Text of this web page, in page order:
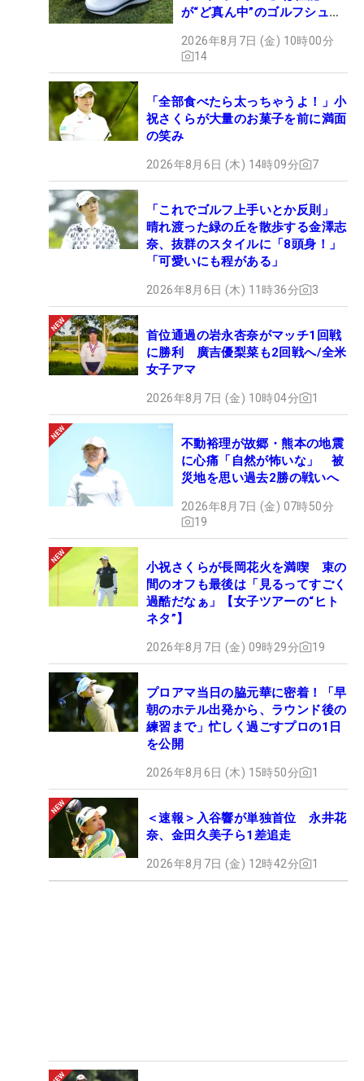
が“ど真ん中”のゴルフシュー
2026年8月7日 (金) 10時00分
14
「全部食べたら太っちゃうよ！」小
祝さくらが大量のお菓子を前に満面
の笑み
2026年8月6日 (木) 14時09分 7
「これでゴルフ上手いとか反則」
晴れ渡った緑の丘を散歩する金澤志
奈、抜群のスタイルに「8頭身！」
「可愛いにも程がある」
2026年8月6日 (木) 11時36分 3
首位通過の岩永杏奈がマッチ1回戦
に勝利 廣吉優梨菜も2回戦へ/全米
女子アマ
2026年8月7日 (金) 10時04分 1
不動裕理が故郷・熊本の地震
に心痛「自然が怖いな」 被
災地を思い過去2勝の戦いへ
2026年8月7日 (金) 07時50分
19
小祝さくらが長岡花火を満喫 束の
間のオフも最後は「見るってすごく
過酷だなぁ」【女子ツアーの“ヒト
ネタ”】
2026年8月7日 (金) 09時29分 19
プロアマ当日の脇元華に密着！「早
朝のホテル出発から、ラウンド後の
練習まで」忙しく過ごすプロの1日
を公開
2026年8月6日 (木) 15時50分 1
＜速報＞入谷響が単独首位 永井花
奈、金田久美子ら1差追走
2026年8月7日 (金) 12時42分 1